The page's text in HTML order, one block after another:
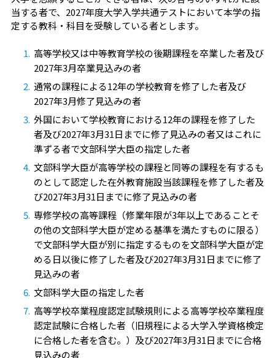
当する者で、2027年度大学入学共通テストにおいて本学の指
定する教科・科目を受験している者とします。
高等学校又は中等教育学校の後期課程を卒業した者及び
2027年3月卒業見込みの者
通常の課程による12年の学校教育を修了した者及び
2027年3月修了見込みの者
外国において学校教育における12年の課程を修了した
者及び2027年3月31日までに修了見込みの者又はこれに
準ずる者で文部科学大臣の指定した者
文部科学大臣が高等学校の課程と同等の課程を有するも
のとして認定した在外教育施設当該課程を修了した者及
び2027年3月31日までに修了見込みの者
専修学校の高等課程（修業年限が3年以上であることそ
の他の文部科学大臣が定める基準を満たすものに限る）
で文部科学大臣が別に指定するものを文部科学大臣が定
める日以後に修了した者及び2027年3月31日までに修了
見込みの者
文部科学大臣の指定した者
高等学校卒業程度認定試験規則による高等学校卒業程度
認定試験に合格した者（旧規程による大学入学資格検定
に合格した者を含む。）及び2027年3月31日までに合格
見込みの者